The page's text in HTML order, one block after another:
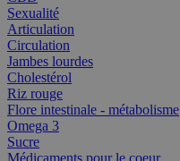
Sexualité
Articulation
Circulation
Jambes lourdes
Cholestérol
Riz rouge
Flore intestinale - métabolisme
Omega 3
Sucre